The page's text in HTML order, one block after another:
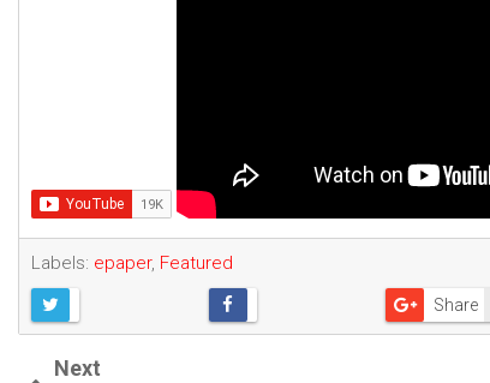
Labels: epaper, Featured
Share
Next